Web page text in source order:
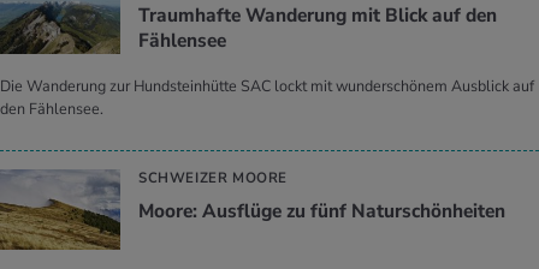
Traumhafte Wanderung mit Blick auf den
Fählensee
Die Wanderung zur Hundsteinhütte SAC lockt mit wunderschönem Ausblick auf
den Fählensee.
SCHWEIZER MOORE
Moore: Ausflüge zu fünf Naturschönheiten